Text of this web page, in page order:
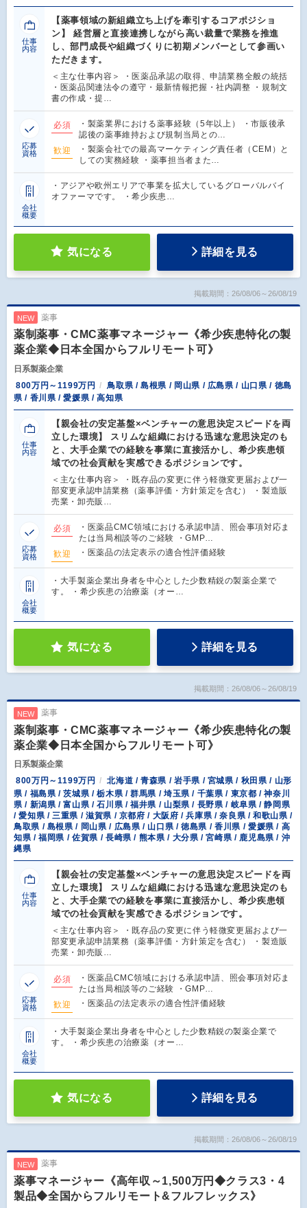
仕事
内容
【薬事領域の新組織立ち上げを牽引するコアポジショ
ン】 経営層と直接連携しながら高い裁量で業務を推進
し、部門成長や組織づくりに初期メンバーとして参画い
ただきます。
＜主な仕事内容＞ ・医薬品承認の取得、申請業務全般の統括
・医薬品関連法令の遵守・最新情報把握・社内調整 ・規制文
書の作成・提…
応募
資格
必須
・製薬業界における薬事経験（5年以上） ・市販後承
認後の薬事維持および規制当局との…
歓迎
・製薬会社での最高マーケティング責任者（CEM）と
しての実務経験 ・薬事担当者また…
会社
概要
・アジアや欧州エリアで事業を拡大しているグローバルバイ
オファーマです。 ・希少疾患…
気になる 詳細を見る
掲載期間：26/08/06～26/08/19
NEW 薬事
薬制薬事・CMC薬事マネージャー《希少疾患特化の製
薬企業◆日本全国からフルリモート可》
日系製薬企業
800万円～1199万円
鳥取県 / 島根県 / 岡山県 / 広島県 / 山口県 / 徳島
県 / 香川県 / 愛媛県 / 高知県
仕事
内容
【親会社の安定基盤×ベンチャーの意思決定スピードを両
立した環境】 スリムな組織における迅速な意思決定のも
と、大手企業での経験を事業に直接活かし、希少疾患領
域での社会貢献を実感できるポジションです。
＜主な仕事内容＞ ・既存品の変更に伴う軽微変更届および一
部変更承認申請業務（薬事評価・方針策定を含む） ・製造販
売業・卸売販…
応募
資格
必須
・医薬品CMC領域における承認申請、照会事項対応ま
たは当局相談等のご経験 ・GMP…
歓迎
・医薬品の法定表示の適合性評価経験
会社
概要
・大手製薬企業出身者を中心とした少数精鋭の製薬企業で
す。 ・希少疾患の治療薬（オー…
気になる 詳細を見る
掲載期間：26/08/06～26/08/19
NEW 薬事
薬制薬事・CMC薬事マネージャー《希少疾患特化の製
薬企業◆日本全国からフルリモート可》
日系製薬企業
800万円～1199万円
北海道 / 青森県 / 岩手県 / 宮城県 / 秋田県 / 山形
県 / 福島県 / 茨城県 / 栃木県 / 群馬県 / 埼玉県 / 千葉県 / 東京都 / 神奈川
県 / 新潟県 / 富山県 / 石川県 / 福井県 / 山梨県 / 長野県 / 岐阜県 / 静岡県
/ 愛知県 / 三重県 / 滋賀県 / 京都府 / 大阪府 / 兵庫県 / 奈良県 / 和歌山県 /
鳥取県 / 島根県 / 岡山県 / 広島県 / 山口県 / 徳島県 / 香川県 / 愛媛県 / 高
知県 / 福岡県 / 佐賀県 / 長崎県 / 熊本県 / 大分県 / 宮崎県 / 鹿児島県 / 沖
縄県
仕事
内容
【親会社の安定基盤×ベンチャーの意思決定スピードを両
立した環境】 スリムな組織における迅速な意思決定のも
と、大手企業での経験を事業に直接活かし、希少疾患領
域での社会貢献を実感できるポジションです。
＜主な仕事内容＞ ・既存品の変更に伴う軽微変更届および一
部変更承認申請業務（薬事評価・方針策定を含む） ・製造販
売業・卸売販…
応募
資格
必須
・医薬品CMC領域における承認申請、照会事項対応ま
たは当局相談等のご経験 ・GMP…
歓迎
・医薬品の法定表示の適合性評価経験
会社
概要
・大手製薬企業出身者を中心とした少数精鋭の製薬企業で
す。 ・希少疾患の治療薬（オー…
気になる 詳細を見る
掲載期間：26/08/06～26/08/19
NEW 薬事
薬事マネージャー《高年収～1,500万円◆クラス3・4
製品◆全国からフルリモート&フルフレックス》